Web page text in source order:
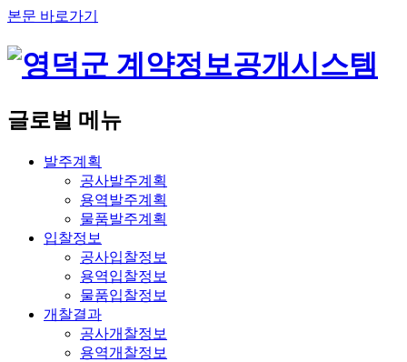
본문 바로가기
글로벌 메뉴
발주계획
공사발주계획
용역발주계획
물품발주계획
입찰정보
공사입찰정보
용역입찰정보
물품입찰정보
개찰결과
공사개찰정보
용역개찰정보